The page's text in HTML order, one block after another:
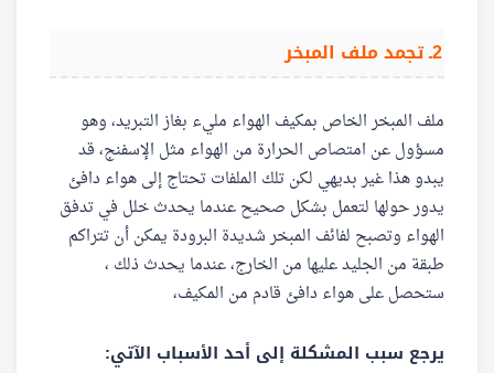
2ـ تجمد ملف المبخر
ملف المبخر الخاص بمكيف الهواء مليء بغاز التبريد، وهو
مسؤول عن امتصاص الحرارة من الهواء مثل الإسفنج، قد
يبدو هذا غير بديهي لكن تلك الملفات تحتاج إلى هواء دافئ
يدور حولها لتعمل بشكل صحيح عندما يحدث خلل في تدفق
الهواء وتصبح لفائف المبخر شديدة البرودة يمكن أن تتراكم
طبقة من الجليد عليها من الخارج، عندما يحدث ذلك ،
ستحصل على هواء دافئ قادم من المكيف،
يرجع سبب المشكلة إلى أحد الأسباب الآتي: